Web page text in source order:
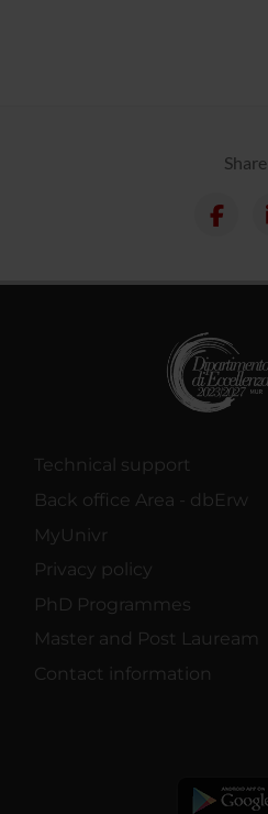
Share
Technical support
Back office Area - dbErw
MyUnivr
Privacy policy
PhD Programmes
Master and Post Lauream
Contact information